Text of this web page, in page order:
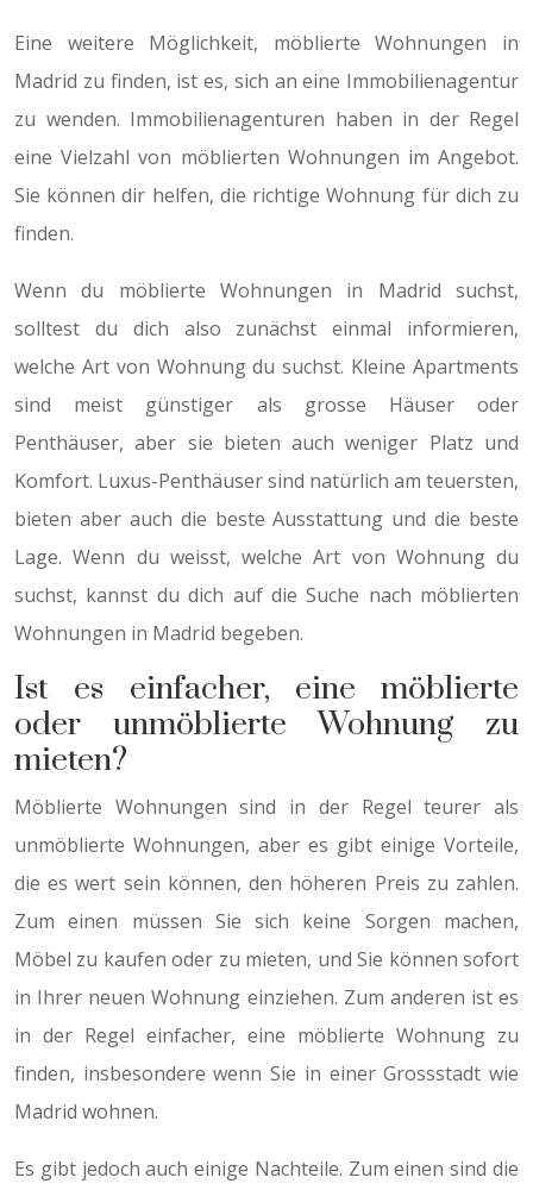
Eine weitere Möglichkeit, möblierte Wohnungen in
Madrid zu finden, ist es, sich an eine Immobilienagentur
zu wenden. Immobilienagenturen haben in der Regel
eine Vielzahl von möblierten Wohnungen im Angebot.
Sie können dir helfen, die richtige Wohnung für dich zu
finden.
Wenn du möblierte Wohnungen in Madrid suchst,
solltest du dich also zunächst einmal informieren,
welche Art von Wohnung du suchst. Kleine Apartments
sind meist günstiger als grosse Häuser oder
Penthäuser, aber sie bieten auch weniger Platz und
Komfort. Luxus-Penthäuser sind natürlich am teuersten,
bieten aber auch die beste Ausstattung und die beste
Lage. Wenn du weisst, welche Art von Wohnung du
suchst, kannst du dich auf die Suche nach möblierten
Wohnungen in Madrid begeben.
Ist es einfacher, eine möblierte
oder unmöblierte Wohnung zu
mieten?
Möblierte Wohnungen sind in der Regel teurer als
unmöblierte Wohnungen, aber es gibt einige Vorteile,
die es wert sein können, den höheren Preis zu zahlen.
Zum einen müssen Sie sich keine Sorgen machen,
Möbel zu kaufen oder zu mieten, und Sie können sofort
in Ihrer neuen Wohnung einziehen. Zum anderen ist es
in der Regel einfacher, eine möblierte Wohnung zu
finden, insbesondere wenn Sie in einer Grossstadt wie
Madrid wohnen.
Es gibt jedoch auch einige Nachteile. Zum einen sind die